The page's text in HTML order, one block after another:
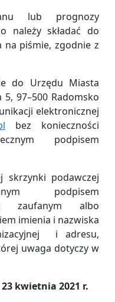
lub prognozy
należy składać do
na piśmie, zgodnie z
do Urzędu Miasta
97–500 Radomsko
elektronicznej
bez konieczności
podpisem
podawczej
podpisem
zaufanym albo
imienia i nazwiska
i adresu,
uwaga dotyczy w
kwietnia 2021 r.